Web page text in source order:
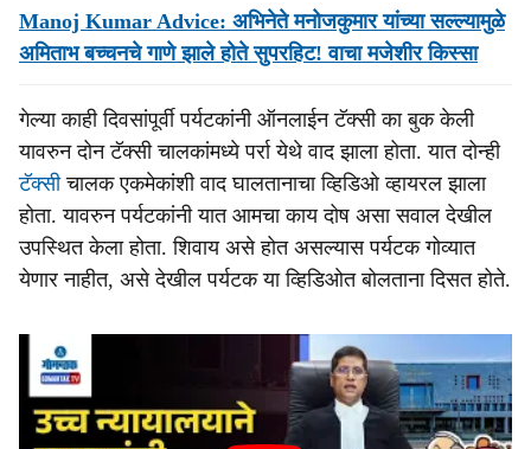
Manoj Kumar Advice: अभिनेते मनोजकुमार यांच्या सल्ल्यामुळे
अमिताभ बच्चनचे गाणे झाले होते सुपरहिट! वाचा मजेशीर किस्सा
गेल्या काही दिवसांपूर्वी पर्यटकांनी ऑनलाईन टॅक्सी का बुक केली
यावरुन दोन टॅक्सी चालकांमध्ये पर्रा येथे वाद झाला होता. यात दोन्ही
टॅक्सीचालक एकमेकांशी वाद घालतानाचा व्हिडिओ व्हायरल झाला
होता. यावरुन पर्यटकांनी यात आमचा काय दोष असा सवाल देखील
उपस्थित केला होता. शिवाय असे होत असल्यास पर्यटक गोव्यात
येणार नाहीत, असे देखील पर्यटक या व्हिडिओत बोलताना दिसत होते.